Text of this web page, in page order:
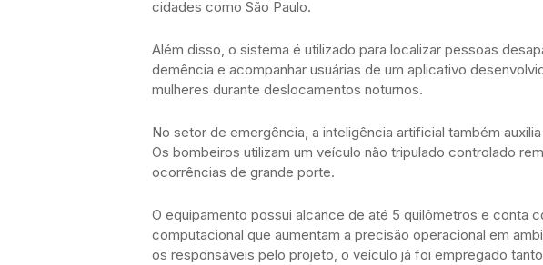
cidades como São Paulo.
Além disso, o sistema é utilizado para localizar pessoas
demência e acompanhar usuárias de um aplicativo
mulheres durante deslocamentos noturnos.
No setor de emergência, a inteligência artificial também
Os bombeiros utilizam um veículo não tripulado controlado
ocorrências de grande porte.
O equipamento possui alcance de até 5 quilômetros e conta
computacional que aumentam a precisão operacional em
os responsáveis pelo projeto, o veículo já foi empregado